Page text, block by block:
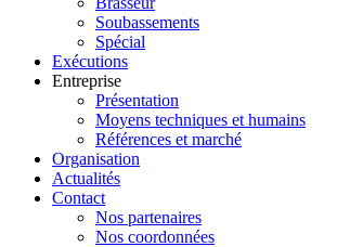
Soubassements
Spécial
Exécutions
Entreprise
Présentation
Moyens techniques et humains
Références et marché
Organisation
Actualités
Contact
Nos partenaires
Nos coordonnées